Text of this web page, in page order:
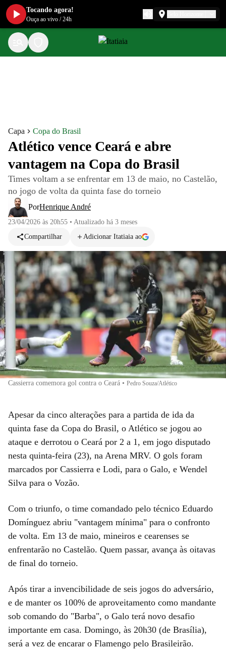
Capa Copa do Brasil
Atlético vence Ceará e abre
vantagem na Copa do Brasil
Times voltam a se enfrentar em 13 de maio, no Castelão,
no jogo de volta da quinta fase do torneio
PorHenrique André
23/04/2026 às 20h55 • Atualizado há 3 meses
Compartilhar
Adicionar Itatiaia ao
Cassierra comemora gol contra o Ceará • Pedro Souza/Atlético
Apesar da cinco alterações para a partida de ida da
quinta fase da Copa do Brasil, o Atlético se jogou ao
ataque e derrotou o Ceará por 2 a 1, em jogo disputado
nesta quinta-feira (23), na Arena MRV. O gols foram
marcados por Cassierra e Lodi, para o Galo, e Wendel
Silva para o Vozão.
Com o triunfo, o time comandado pelo técnico Eduardo
Domínguez abriu "vantagem mínima" para o confronto
de volta. Em 13 de maio, mineiros e cearenses se
enfrentarão no Castelão. Quem passar, avança às oitavas
de final do torneio.
Após tirar a invencibilidade de seis jogos do adversário,
e de manter os 100% de aproveitamento como mandante
sob comando do "Barba", o Galo terá novo desafio
importante em casa. Domingo, às 20h30 (de Brasília),
será a vez de encarar o Flamengo pelo Brasileirão.
Tocando agora!
Ouça ao vivo /24h